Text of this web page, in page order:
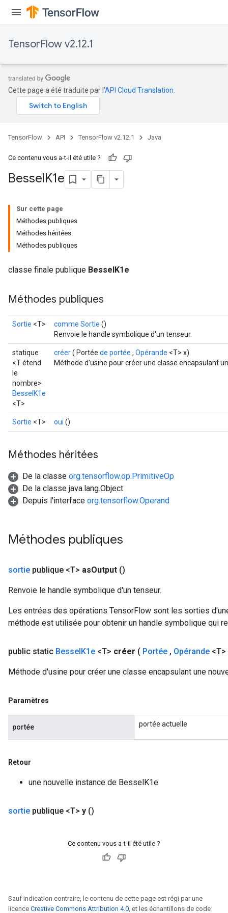
TensorFlow v2.12.1
Cette page a été traduite par l'API Cloud Translation
TensorFlow API TensorFlow v2.12.1 Java
Ce contenu vous a-t-il été utile ?
BesselK1e
Sur cette page
Méthodes publiques
Méthodes héritées
Méthodes publiques
classe finale publique BesselK1e
Méthodes publiques
Sortie <T> comme Sortie ()
Renvoie le handle symbolique d'un tenseur.
statique
<T étend
le
nombre>
BesselK1e
<T>
créer( Portée de portée , Opérande <T> x)
Méthode d'usine pour créer une classe encapsulant
Sortie <T> oui ()
Méthodes héritées
De la classe org.tensorflow.op.PrimitiveOp
De la classe java.lang.Object
Depuis l'interface org.tensorflow.Operand
Méthodes publiques
sortie publique <T> asOutput ()
Renvoie le handle symbolique d'un tenseur.
Les entrées des opérations TensorFlow sont les sorties
méthode est utilisée pour obtenir un handle symbolique qui
public static BesselK1e <T> créer ( Portée , Opérande <T>
Méthode d'usine pour créer une classe encapsulant une
Paramètres
portée portée actuelle
Retour
une nouvelle instance de BesselK1e
sortie publique <T> y ()
Ce contenu vous a-t-il été utile ?
Sauf indication contraire, le contenu de cette page est régi par une
licence Creative Commons Attribution 4.0, et les échantillons de code